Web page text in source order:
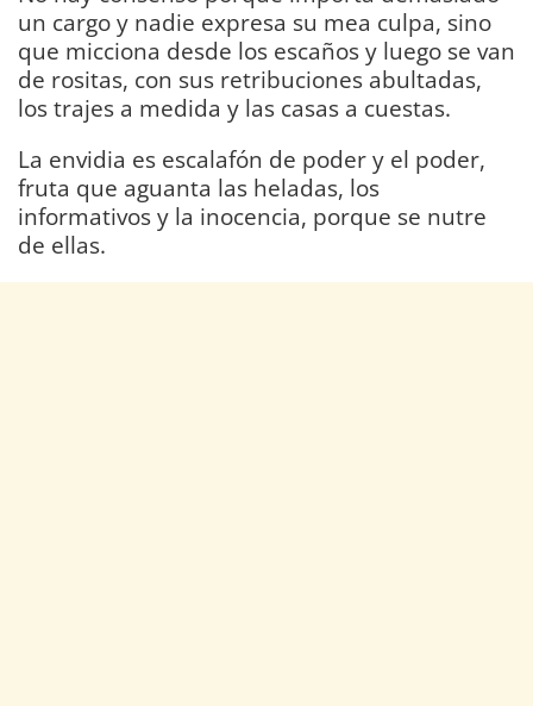
un cargo y nadie expresa su mea culpa, sino
que micciona desde los escaños y luego se van
de rositas, con sus retribuciones abultadas,
los trajes a medida y las casas a cuestas.
La envidia es escalafón de poder y el poder,
fruta que aguanta las heladas, los
informativos y la inocencia, porque se nutre
de ellas.